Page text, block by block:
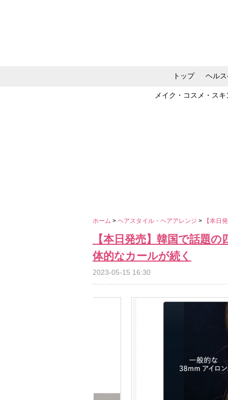
トップ ヘル
メイク・コスメ・ス
ホーム > ヘアスタイル・ヘアアレンジ > 【本日
【本日発売】韓国で話題
体的なカールが続く
2023-05-15 16:30